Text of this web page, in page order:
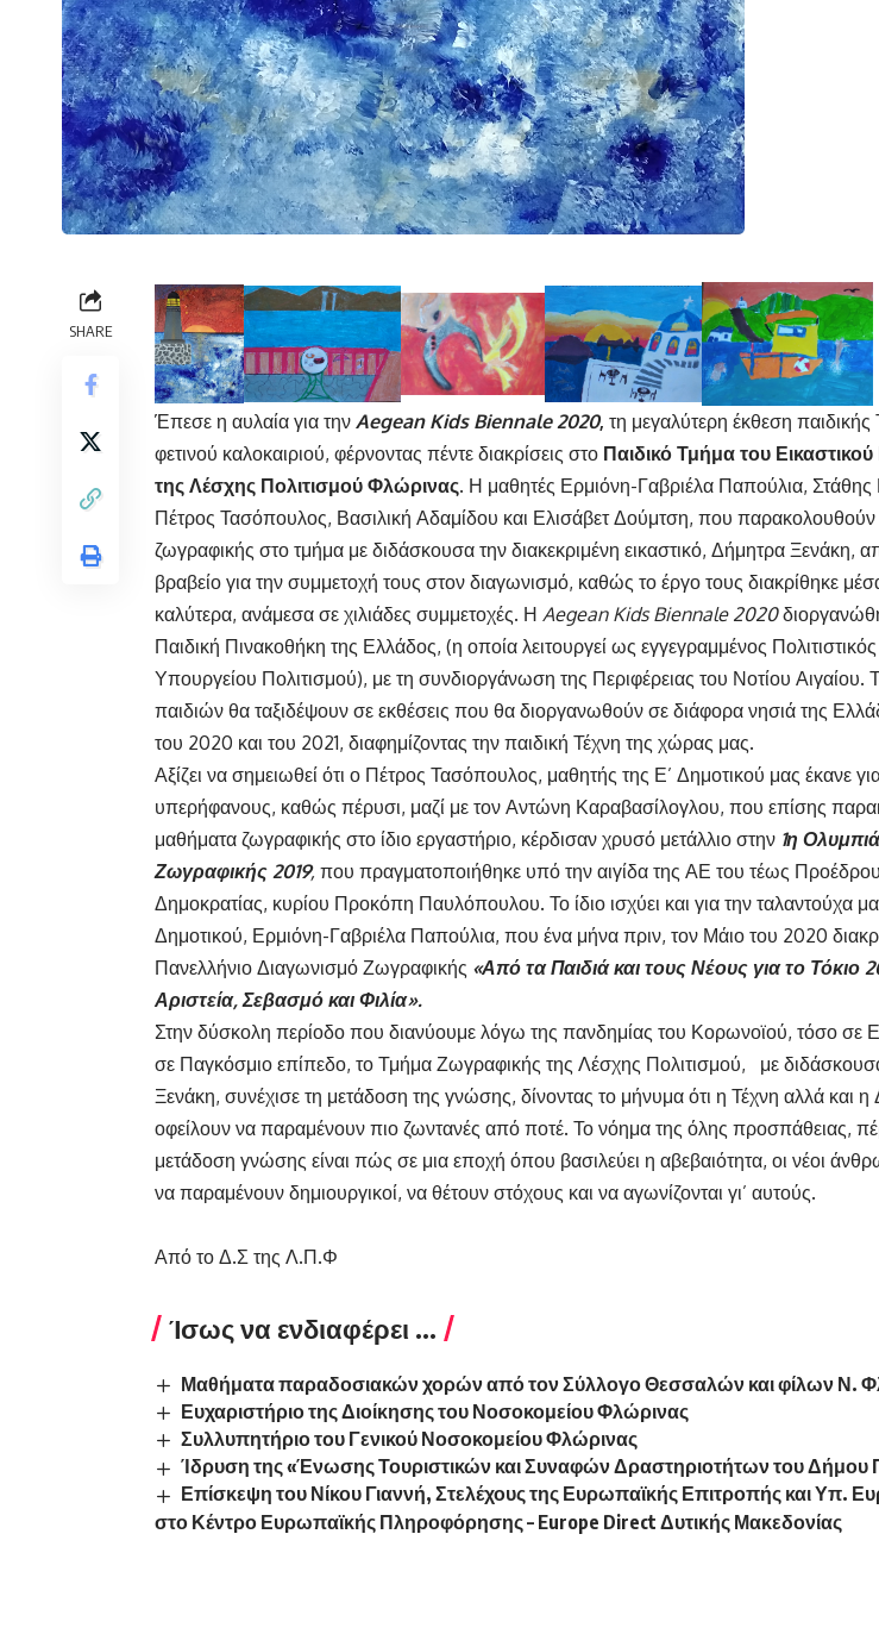
SHARE
Έπεσε η αυλαία για την Aegean Kids Biennale2020, τη μεγαλύτερη έκθεση παιδικής
φετινού καλοκαιριού, φέρνοντας πέντε διακρίσεις στο Παιδικό Τμήμα του
της Λέσχης Πολιτισμού Φλώρινας. Η μαθητές Ερμιόνη-Γαβριέλα Παπούλια,
Πέτρος Τασόπουλος, Βασιλική Αδαμίδου και Ελισάβετ Δούμτση, που
ζωγραφικής στο τμήμα με διδάσκουσα την διακεκριμένη εικαστικό, Δήμητρα Ξενάκη,
βραβείο για την συμμετοχή τους στον διαγωνισμό, καθώς το έργο τους διακρίθηκε
καλύτερα, ανάμεσα σε χιλιάδες συμμετοχές. Η Aegean Kids Biennale2020
Παιδική Πινακοθήκη της Ελλάδος, (η οποία λειτουργεί ως εγγεγραμμένος
Υπουργείου Πολιτισμού), με τη συνδιοργάνωση της Περιφέρειας του Νοτίου Αιγαίου.
παιδιών θα ταξιδέψουν σε εκθέσεις που θα διοργανωθούν σε διάφορα νησιά της
του 2020 και του 2021, διαφημίζοντας την παιδική Τέχνη της χώρας μας.
Αξίζει να σημειωθεί ότι ο Πέτρος Τασόπουλος, μαθητής της Ε’ Δημοτικού μας έκανε
υπερήφανους, καθώς πέρυσι, μαζί με τον Αντώνη Καραβασίλογλου, που επίσης
μαθήματα ζωγραφικής στο ίδιο εργαστήριο, κέρδισαν χρυσό μετάλλιο στην 1η
Ζωγραφικής 2019, που πραγματοποιήθηκε υπό την αιγίδα της ΑΕ του τέως
Δημοκρατίας, κυρίου Προκόπη Παυλόπουλου. Το ίδιο ισχύει και για την ταλαντούχα
Δημοτικού, Ερμιόνη-Γαβριέλα Παπούλια, που ένα μήνα πριν, τον Μάιο του 2020
Πανελλήνιο Διαγωνισμό Ζωγραφικής «Από τα Παιδιά και τους Νέους για το Τόκιο
Αριστεία, Σεβασμό και Φιλία».
Στην δύσκολη περίοδο που διανύουμε λόγω της πανδημίας του Κορωνοϊού, τόσο σε
σε Παγκόσμιο επίπεδο, το Τμήμα Ζωγραφικής της Λέσχης Πολιτισμού, με
Ξενάκη, συνέχισε τη μετάδοση της γνώσης, δίνοντας το μήνυμα ότι η Τέχνη αλλά και η
οφείλουν να παραμένουν πιο ζωντανές από ποτέ. Το νόημα της όλης προσπάθειας,
μετάδοση γνώσης είναι πώς σε μια εποχή όπου βασιλεύει η αβεβαιότητα, οι νέοι
να παραμένουν δημιουργικοί, να θέτουν στόχους και να αγωνίζονται γι’ αυτούς.
Από το Δ.Σ της Λ.Π.Φ
Ίσως να ενδιαφέρει ...
Μαθήματα παραδοσιακών χορών από τον Σύλλογο Θεσσαλών και φίλων Ν.
Ευχαριστήριο της Διοίκησης του Νοσοκομείου Φλώρινας
Συλλυπητήριο του Γενικού Νοσοκομείου Φλώρινας
Ίδρυση της «Ένωσης Τουριστικών και Συναφών Δραστηριοτήτων του
Επίσκεψη του Νίκου Γιαννή, Στελέχους της Ευρωπαϊκής Επιτροπής και Υπ.
στο Κέντρο Ευρωπαϊκής Πληροφόρησης – Europe Direct Δυτικής Μακεδονίας